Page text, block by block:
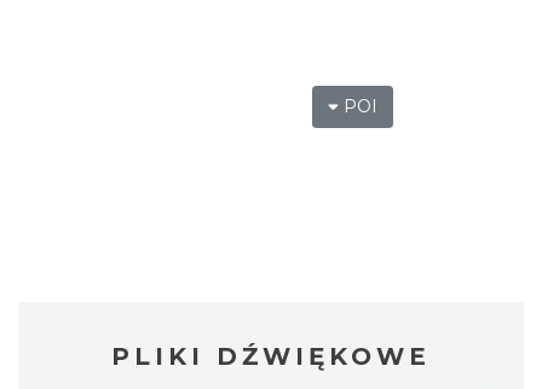
POI
PLIKI DŹWIĘKOWE